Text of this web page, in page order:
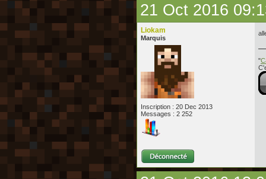
21 Oct 2016
Liokam
Marquis
Inscription : 20 Dec 2013
Messages : 2 252
"